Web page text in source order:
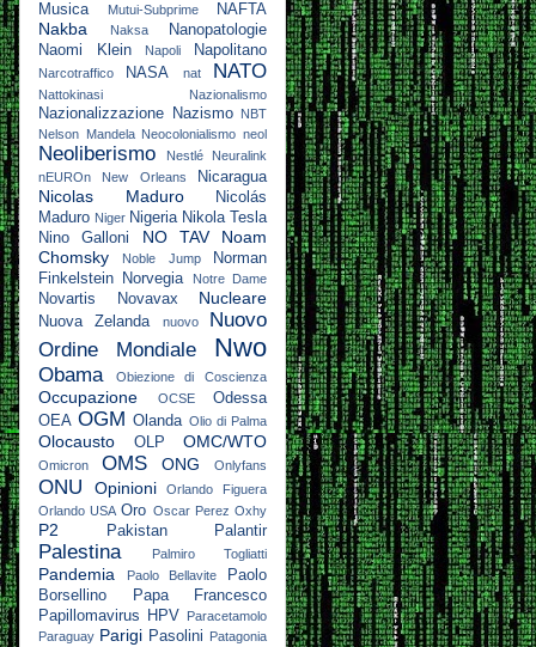
Musica Mutui-Subprime NAFTA
Nakba Naksa
Nanopatologie
Naomi Klein
Napoli Napolitano
Narcotraffico NASA nat NATO
Nattokinasi Nazionalismo
Nazionalizzazione Nazismo
NBT
Nelson Mandela Neocolonialismo neol
Neoliberismo Nestlé
Neuralink
nEUROn
New Orleans Nicaragua
Nicolas Maduro
Nicolás
Maduro Niger Nigeria Nikola Tesla
Nino Galloni
NO TAV
Noam
Chomsky
Noble Jump
Norman
Finkelstein
Norvegia Notre Dame
Novartis Novavax Nucleare
Nuova Zelanda nuovo
Nuovo
Ordine Mondiale
Nwo
Obama Obiezione di Coscienza
Occupazione OCSE
Odessa
OEA OGM Olanda Olio di Palma
Olocausto OLP OMC/WTO
Omicron OMS ONG Onlyfans
ONU Opinioni
Orlando Figuera
Orlando USA Oro Oscar Perez Oxhy
P2 Pakistan Palantir
Palestina Palmiro Togliatti
Pandemia Paolo Bellavite
Paolo
Borsellino
Papa Francesco
Papillomavirus HPV Paracetamolo
Paraguay Parigi Pasolini Patagonia